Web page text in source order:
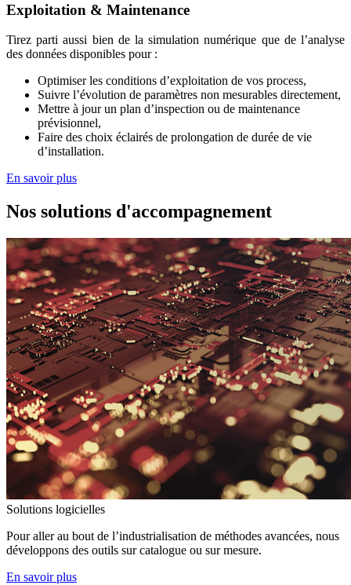
Exploitation & Maintenance
Tirez parti aussi bien de la simulation numérique que de l’analyse
des données disponibles pour :
Optimiser les conditions d’exploitation de vos process,
Suivre l’évolution de paramètres non mesurables directement,
Mettre à jour un plan d’inspection ou de maintenance
prévisionnel,
Faire des choix éclairés de prolongation de durée de vie
d’installation.
En savoir plus
Nos solutions d'accompagnement
Solutions logicielles
Pour aller au bout de l’industrialisation de méthodes avancées, nous
développons des outils sur catalogue ou sur mesure.
En savoir plus